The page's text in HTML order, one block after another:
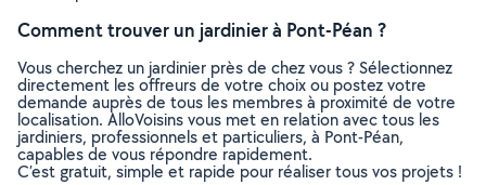
Comment trouver un jardinier à Pont-Péan ?
Vous cherchez un jardinier près de chez vous ? Sélectionnez
directement les offreurs de votre choix ou postez votre
demande auprès de tous les membres à proximité de votre
localisation. AlloVoisins vous met en relation avec tous les
jardiniers, professionnels et particuliers, à Pont-Péan,
capables de vous répondre rapidement.
C’est gratuit, simple et rapide pour réaliser tous vos projets !